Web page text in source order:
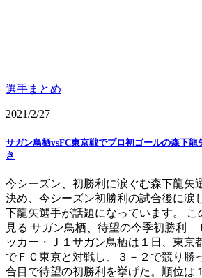
選手まとめ
2021/2/27
サガン鳥栖vsFC東京戦でプロ初ゴールの森下
き
今シーズン、初勝利に涙ぐむ森下龍矢
決め、今シーズン初勝利の試合後に涙
下龍矢選手が話題になっています。 こ
見る サガン鳥栖、待望の今季初勝利
ッカー・Ｊ１サガン鳥栖は１日、東京
でＦＣ東京と対戦し、３－２で競り勝
合目で待望の初勝利を挙げた。順位は